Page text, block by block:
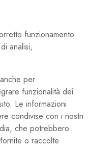
funzionamento
analisi,
per
funzionalità dei
Le informazioni
condivise con i nostri
che potrebbero
o raccolte